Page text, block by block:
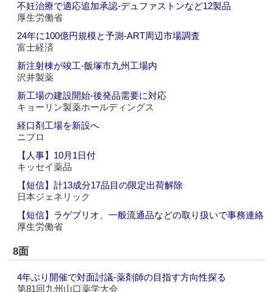
不妊治療で適応追加承認‐デュファストンなど12製品
厚生労働省
24年に100億円規模と予測‐ART周辺市場調査
富士経済
新注射棟が竣工‐飯塚市九州工場内
沢井製薬
新工場の建設開始‐後発品需要に対応
キョーリン製薬ホールディングス
経口剤工場を新設へ
ニプロ
【人事】10月1日付
キッセイ薬品
【短信】計13成分17品目の限定出荷解除
日本ジェネリック
【短信】ラゲブリオ、一般流通品などの取り扱いで事務連絡
厚生労働省
8面
4年ぶり開催で対面討議‐薬剤師の目指す方向性探る
第81回九州山口薬学大会